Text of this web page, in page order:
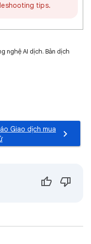
tips.
nghệ AI dịch. Bản dịch
Giao dịch mua